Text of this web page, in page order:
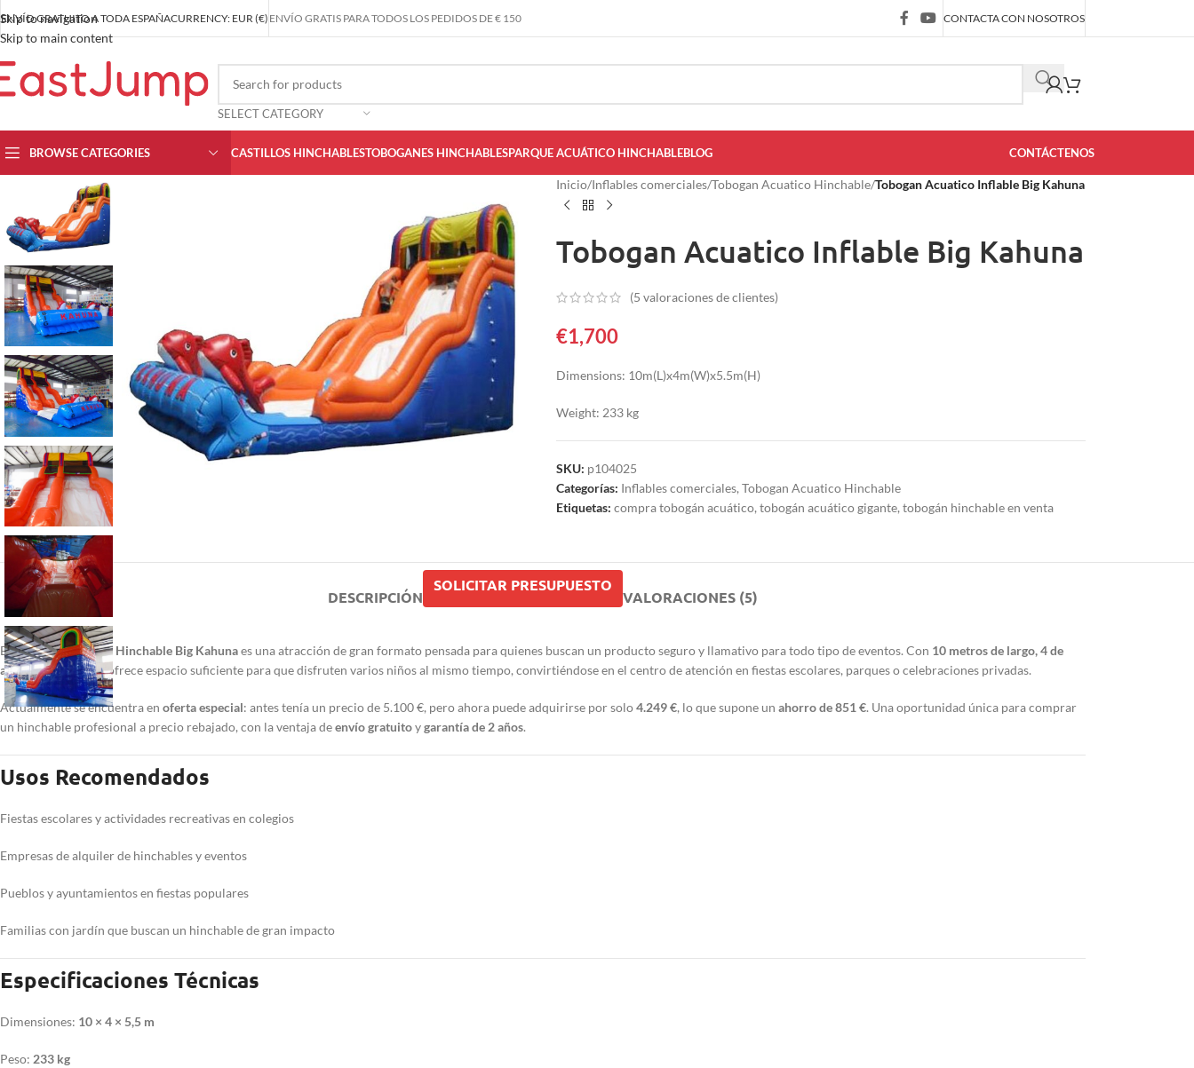
Skip to navigation
Skip to main content
ENVÍO GRATUITO A TODA ESPAÑACURRENCY: EUR (€) ENVÍO GRATIS PARA TODOS LOS PEDIDOS DE € 150 CONTACTA CON NOSOTROS
SELECT CATEGORY
BROWSE CATEGORIES CASTILLOS HINCHABLESTOBOGANES HINCHABLESPARQUE ACUÁTICO HINCHABLEBLOG CONTÁCTENOS
Inicio/Inflables comerciales/Tobogan Acuatico Hinchable/Tobogan Acuatico Inflable Big Kahuna
Tobogan Acuatico Inflable Big Kahuna
(5 valoraciones de clientes)
€1,700
Dimensions: 10m(L)x4m(W)x5.5m(H)
Weight: 233 kg
SKU: p104025
Categorías: Inflables comerciales,Tobogan Acuatico Hinchable
Etiquetas: compra tobogán acuático,tobogán acuático gigante,tobogán hinchable en venta
DESCRIPCIÓN
SOLICITAR PRESUPUESTO
VALORACIONES (5)
ElTobogán Acuático Hinchable Big Kahunaes una atracción de gran formato pensada para quienes buscan un producto seguro y llamativo para todo tipo de eventos. Con 10 metros de largo, 4 de
ancho y 5,5 de alto, ofrece espacio suficiente para que disfruten varios niños al mismo tiempo, convirtiéndose en el centro de atención en fiestas escolares, parques o celebraciones privadas.
Actualmente se encuentra en oferta especial: antes tenía un precio de 5.100 €, pero ahora puede adquirirse por solo4.249 €, lo que supone un ahorro de 851 €. Una oportunidad única para comprar
un hinchable profesional a precio rebajado, con la ventaja deenvío gratuitoygarantía de 2 años.
Usos Recomendados
Fiestas escolares y actividades recreativas en colegios
Empresas de alquiler de hinchables y eventos
Pueblos y ayuntamientos en fiestas populares
Familias con jardín que buscan un hinchable de gran impacto
Especificaciones Técnicas
Dimensiones: 10 × 4 × 5,5 m
Peso: 233 kg